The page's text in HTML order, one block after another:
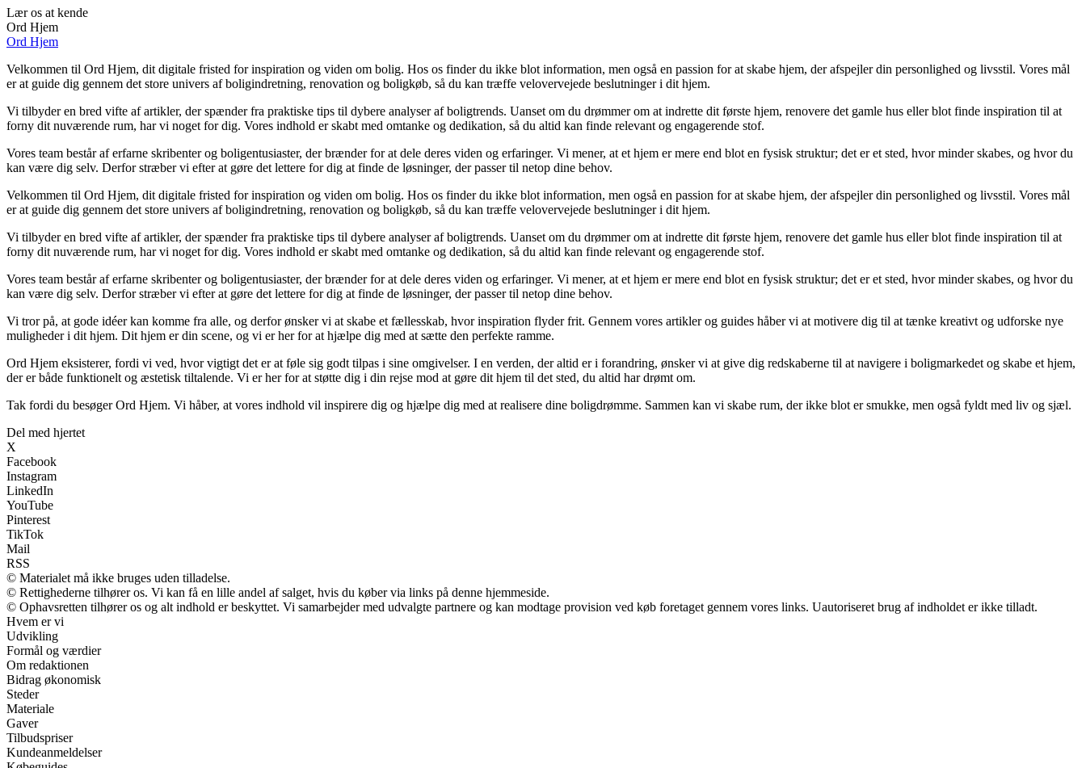
Lær os at kende
Ord Hjem
Ord Hjem
Velkommen til Ord Hjem, dit digitale fristed for inspiration og viden om bolig. Hos os finder du ikke blot information, men også en passion for at skabe hjem, der afspejler din personlighed og livsstil. Vores mål
er at guide dig gennem det store univers af boligindretning, renovation og boligkøb, så du kan træffe velovervejede beslutninger i dit hjem.
Vi tilbyder en bred vifte af artikler, der spænder fra praktiske tips til dybere analyser af boligtrends. Uanset om du drømmer om at indrette dit første hjem, renovere det gamle hus eller blot finde inspiration til at
forny dit nuværende rum, har vi noget for dig. Vores indhold er skabt med omtanke og dedikation, så du altid kan finde relevant og engagerende stof.
Vores team består af erfarne skribenter og boligentusiaster, der brænder for at dele deres viden og erfaringer. Vi mener, at et hjem er mere end blot en fysisk struktur; det er et sted, hvor minder skabes, og hvor du
kan være dig selv. Derfor stræber vi efter at gøre det lettere for dig at finde de løsninger, der passer til netop dine behov.
Velkommen til Ord Hjem, dit digitale fristed for inspiration og viden om bolig. Hos os finder du ikke blot information, men også en passion for at skabe hjem, der afspejler din personlighed og livsstil. Vores mål
er at guide dig gennem det store univers af boligindretning, renovation og boligkøb, så du kan træffe velovervejede beslutninger i dit hjem.
Vi tilbyder en bred vifte af artikler, der spænder fra praktiske tips til dybere analyser af boligtrends. Uanset om du drømmer om at indrette dit første hjem, renovere det gamle hus eller blot finde inspiration til at
forny dit nuværende rum, har vi noget for dig. Vores indhold er skabt med omtanke og dedikation, så du altid kan finde relevant og engagerende stof.
Vores team består af erfarne skribenter og boligentusiaster, der brænder for at dele deres viden og erfaringer. Vi mener, at et hjem er mere end blot en fysisk struktur; det er et sted, hvor minder skabes, og hvor du
kan være dig selv. Derfor stræber vi efter at gøre det lettere for dig at finde de løsninger, der passer til netop dine behov.
Vi tror på, at gode idéer kan komme fra alle, og derfor ønsker vi at skabe et fællesskab, hvor inspiration flyder frit. Gennem vores artikler og guides håber vi at motivere dig til at tænke kreativt og udforske nye
muligheder i dit hjem. Dit hjem er din scene, og vi er her for at hjælpe dig med at sætte den perfekte ramme.
Ord Hjem eksisterer, fordi vi ved, hvor vigtigt det er at føle sig godt tilpas i sine omgivelser. I en verden, der altid er i forandring, ønsker vi at give dig redskaberne til at navigere i boligmarkedet og skabe et hjem,
der er både funktionelt og æstetisk tiltalende. Vi er her for at støtte dig i din rejse mod at gøre dit hjem til det sted, du altid har drømt om.
Tak fordi du besøger Ord Hjem. Vi håber, at vores indhold vil inspirere dig og hjælpe dig med at realisere dine boligdrømme. Sammen kan vi skabe rum, der ikke blot er smukke, men også fyldt med liv og sjæl.
Del med hjertet
X
Facebook
Instagram
LinkedIn
YouTube
Pinterest
TikTok
Mail
RSS
© Materialet må ikke bruges uden tilladelse.
© Rettighederne tilhører os. Vi kan få en lille andel af salget, hvis du køber via links på denne hjemmeside.
© Ophavsretten tilhører os og alt indhold er beskyttet. Vi samarbejder med udvalgte partnere og kan modtage provision ved køb foretaget gennem vores links. Uautoriseret brug af indholdet er ikke tilladt.
Hvem er vi
Udvikling
Formål og værdier
Om redaktionen
Bidrag økonomisk
Steder
Materiale
Gaver
Tilbudspriser
Kundeanmeldelser